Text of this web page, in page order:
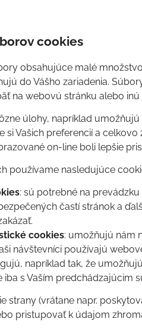
cookies
obsahujúce malé
do Vášho zariadenia.
na webovú stránku alebo
úlohy, napríklad
si Vašich preferencií a
on-line boli lepšie
používame nasledujúce
: sú potrebné na
častí stránok a
cookies: umožňujú nám
návštevníci používajú
napríklad tak, že
s Vaším predchádzajúcim
strany (vrátane napr.
pristupovať k údajom